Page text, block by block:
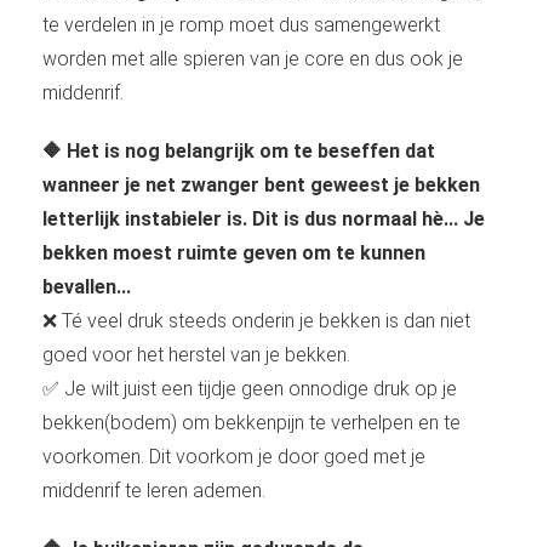
te verdelen in je romp moet dus samengewerkt
worden met alle spieren van je core en dus ook je
middenrif.
🔶 Het is nog belangrijk om te beseffen dat
wanneer je net zwanger bent geweest je bekken
letterlijk instabieler is. Dit is dus normaal hè... Je
bekken moest ruimte geven om te kunnen
bevallen...
❌ Té veel druk steeds onderin je bekken is dan niet
goed voor het herstel van je bekken.
✅ Je wilt juist een tijdje geen onnodige druk op je
bekken(bodem) om bekkenpijn te verhelpen en te
voorkomen. Dit voorkom je door goed met je
middenrif te leren ademen.